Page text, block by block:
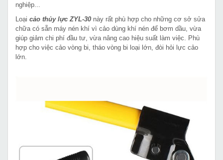
nghiệp...
Loại cảo thủy lực ZYL-30 này rất phù hợp cho những cơ sở sửa
chữa có sẵn máy nén khí vì cảo dùng khí nén để bơm dầu, vừa
giúp giảm chi phí đầu tư, vừa nâng cao hiệu suất làm việc. Phù
hợp cho việc cảo vòng bi, tháo vòng bi loại lớn, đòi hỏi lực cảo
lớn.